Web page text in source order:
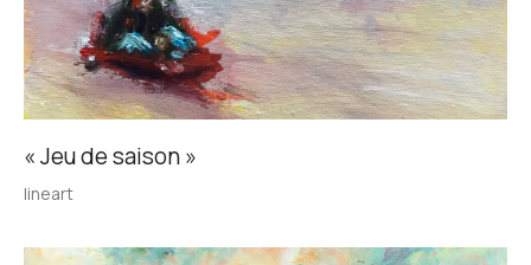
« Jeu de saison »
lineart